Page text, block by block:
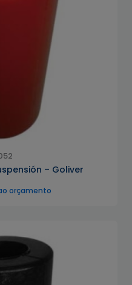
– Goliver
orçamento